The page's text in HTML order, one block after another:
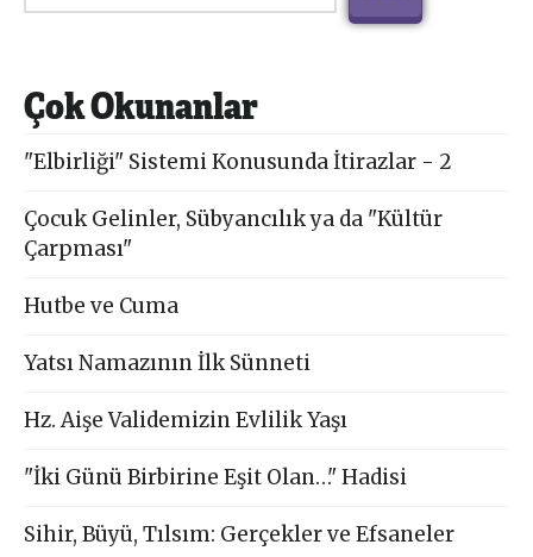
Çok Okunanlar
"Elbirliği" Sistemi Konusunda İtirazlar - 2
Çocuk Gelinler, Sübyancılık ya da "Kültür
Çarpması"
Hutbe ve Cuma
Yatsı Namazının İlk Sünneti
Hz. Aişe Validemizin Evlilik Yaşı
"İki Günü Birbirine Eşit Olan…" Hadisi
Sihir, Büyü, Tılsım: Gerçekler ve Efsaneler